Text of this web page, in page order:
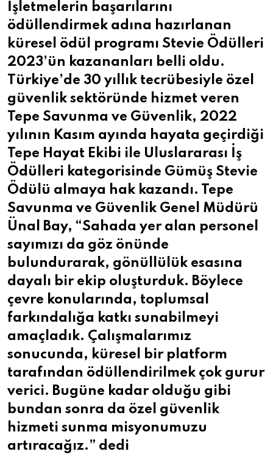
İşletmelerin başarılarını
ödüllendirmek adına hazırlanan
küresel ödül programı Stevie Ödülleri
2023’ün kazananları belli oldu.
Türkiye’de 30 yıllık tecrübesiyle özel
güvenlik sektöründe hizmet veren
Tepe Savunma ve Güvenlik, 2022
yılının Kasım ayında hayata geçirdiği
Tepe Hayat Ekibi ile Uluslararası İş
Ödülleri kategorisinde Gümüş Stevie
Ödülü almaya hak kazandı. Tepe
Savunma ve Güvenlik Genel Müdürü
Ünal Bay, “Sahada yer alan personel
sayımızı da göz önünde
bulundurarak, gönüllülük esasına
dayalı bir ekip oluşturduk. Böylece
çevre konularında, toplumsal
farkındalığa katkı sunabilmeyi
amaçladık. Çalışmalarımız
sonucunda, küresel bir platform
tarafından ödüllendirilmek çok gurur
verici. Bugüne kadar olduğu gibi
bundan sonra da özel güvenlik
hizmeti sunma misyonumuzu
artıracağız.” dedi